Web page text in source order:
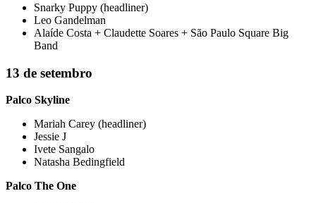
Snarky Puppy (headliner)
Leo Gandelman
Alaíde Costa + Claudette Soares + São Paulo Square Big
Band
13 de setembro
Palco Skyline
Mariah Carey (headliner)
Jessie J
Ivete Sangalo
Natasha Bedingfield
Palco The One